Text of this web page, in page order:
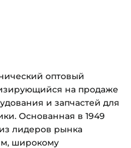
оптовый
на продаже
и запчастей для
Основанная в 1949
лидеров рынка
широкому